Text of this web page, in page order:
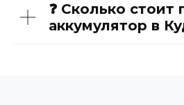
❓ Сколько стоит
аккумулятор в